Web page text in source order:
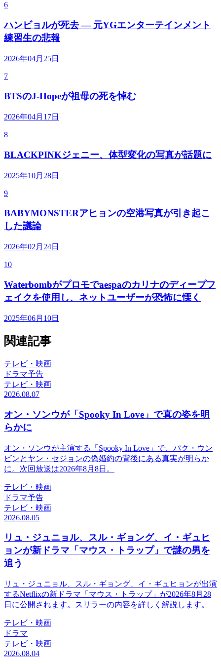
6
ハンビョルが死去 — 元YGエンターテインメント
練習生の悲報
2026年04月25日
7
BTSのJ-Hopeが祖母の死を悼む
2026年04月17日
8
BLACKPINKジェニー、体型変化の写真が話題に
2025年10月28日
9
BABYMONSTERアヒョンの空港写真が引き起こ
した議論
2026年02月24日
10
Waterbombがプロモでaespaのカリナのディープフ
ェイクを使用し、ネットユーザーが恐怖に慄く
2025年06月10日
関連記事
テレビ・映画
ドラマ予告
テレビ・映画
2026.08.07
オン・ソンウが「Spooky In Love」で真の姿を明
らかに
オン・ソンウが主演する「Spooky In Love」で、パク・ウン
ビンとヤン・セジョンの偽婚約の背後にある真実が明らか
に。次回放送は2026年8月8日。
テレビ・映画
ドラマ予告
テレビ・映画
2026.08.05
リュ・ジュニョル、スル・ギョング、イ・ギュヒ
ョンが新ドラマ「マウス・トラップ」で謎の男を
追う
リュ・ジュニョル、スル・ギョング、イ・ギュヒョンが出演
するNetflixの新ドラマ「マウス・トラップ」が2026年8月28
日に公開されます。スリラーの内容を詳しく解説します。
テレビ・映画
ドラマ
テレビ・映画
2026.08.04